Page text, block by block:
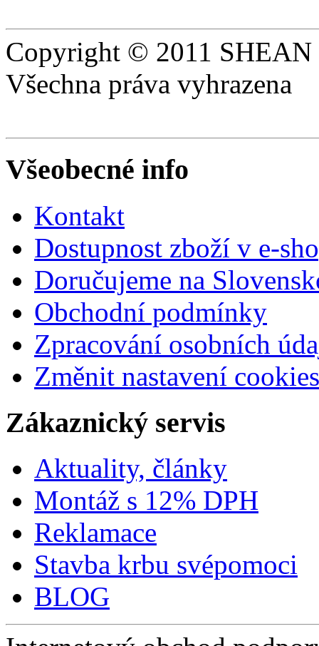
Copyright © 2011 SHEAN
Všechna práva vyhrazena
Všeobecné info
Kontakt
Dostupnost zboží v e-
Doručujeme na
Obchodní podmínky
Zpracování osobních
Změnit nastavení cookies
Zákaznický servis
Aktuality, články
Montáž s 12% DPH
Reklamace
Stavba krbu svépomoci
BLOG